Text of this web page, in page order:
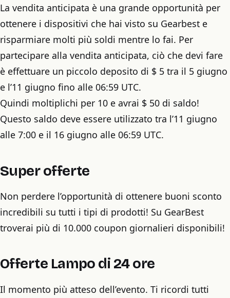
La vendita anticipata è una grande opportunità per
ottenere i dispositivi che hai visto su Gearbest e
risparmiare molti più soldi mentre lo fai. Per
partecipare alla vendita anticipata, ciò che devi fare
è effettuare un piccolo deposito di $ 5 tra il 5 giugno
e l’11 giugno fino alle 06:59 UTC.
Quindi moltiplichi per 10 e avrai $ 50 di saldo!
Questo saldo deve essere utilizzato tra l’11 giugno
alle 7:00 e il 16 giugno alle 06:59 UTC.
Super offerte
Non perdere l’opportunità di ottenere buoni sconto
incredibili su tutti i tipi di prodotti! Su GearBest
troverai più di 10.000 coupon giornalieri disponibili!
Offerte Lampo di 24 ore
Il momento più atteso dell’evento. Ti ricordi tutti